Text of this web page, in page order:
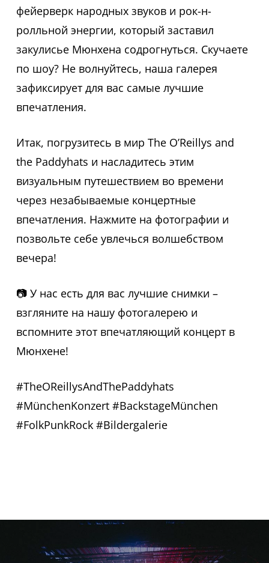
фейерверк народных звуков и рок-н-
ролльной энергии, который заставил
закулисье Мюнхена содрогнуться. Скучаете
по шоу? Не волнуйтесь, наша галерея
зафиксирует для вас самые лучшие
впечатления.
Итак, погрузитесь в мир The O’Reillys and
the Paddyhats и насладитесь этим
визуальным путешествием во времени
через незабываемые концертные
впечатления. Нажмите на фотографии и
позвольте себе увлечься волшебством
вечера!
📷 У нас есть для вас лучшие снимки –
взгляните на нашу фотогалерею и
вспомните этот впечатляющий концерт в
Мюнхене!
#TheOReillysAndThePaddyhats
#MünchenKonzert #BackstageMünchen
#FolkPunkRock #Bildergalerie